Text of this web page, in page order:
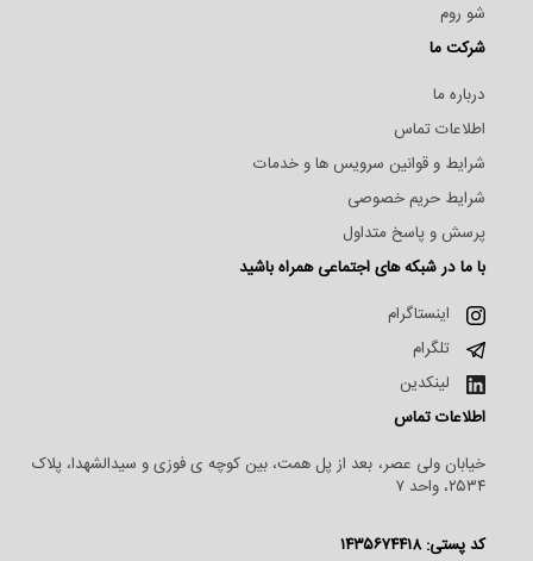
شو روم
شرکت ما
درباره ما
اطلاعات تماس
شرایط و قوانین سرویس ها و خدمات
شرایط حریم خصوصی
پرسش و پاسخ متداول
با ما در شبکه های اجتماعی همراه باشید
اینستاگرام
تلگرام
لینکدین
اطلاعات تماس
خیابان ولی عصر، بعد از پل همت، بین کوچه ی فوزی و سیدالشهدا، پلاک
۲۵۳۴، واحد ۷
کد پستی: ۱۴۳۵۶۷۴۴۱۸